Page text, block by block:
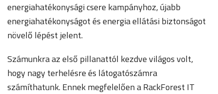
energiahatékonysági csere kampányhoz, újabb
energiahatékonyságot és energia ellátási biztonságot
növelő lépést jelent.
Számunkra az első pillanattól kezdve világos volt,
hogy nagy terhelésre és látogatószámra
számíthatunk. Ennek megfelelően a RackForest IT